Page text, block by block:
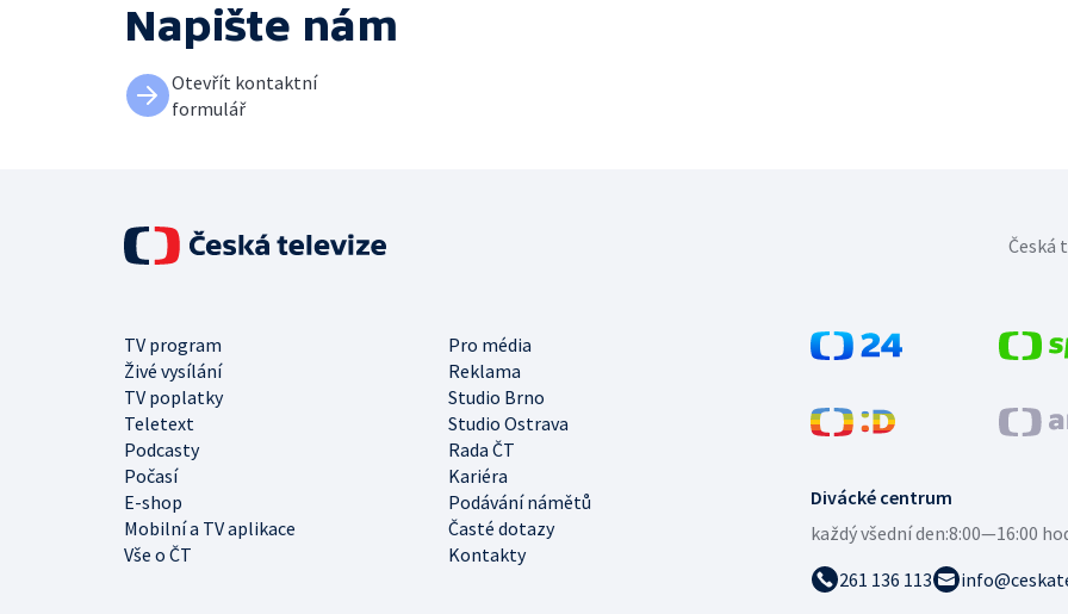
Napište nám
Otevřít kontaktní
formulář
Divácké centrum
každý všední den:8:00—16:00
261 136 113
TV program
Pro média
Živé vysílání
Reklama
TV poplatky
Studio Brno
Teletext
Studio Ostrava
Podcasty
Rada ČT
Počasí
Kariéra
E-shop
Podávání námětů
Mobilní a TV aplikace
Časté dotazy
Vše o ČT
Kontakty
Česká